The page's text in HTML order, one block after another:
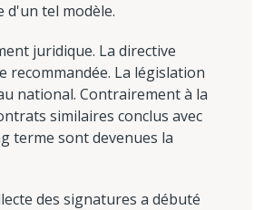
d'un tel modèle.
juridique. La directive
recommandée. La législation
national. Contrairement à la
similaires conclus avec
terme sont devenues la
des signatures a débuté